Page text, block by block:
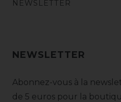
NEWSLETTER
NEWSLETTER
Abonnez-vous à la
de 5 euros pour la